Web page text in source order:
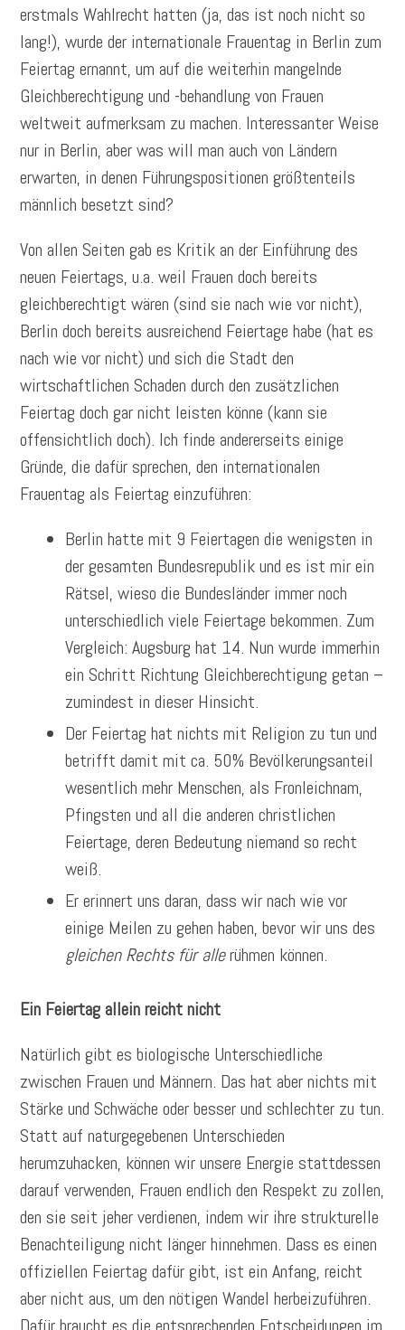
erstmals Wahlrecht hatten (ja, das ist noch nicht so
lang!), wurde der internationale Frauentag in Berlin zum
Feiertag ernannt, um auf die weiterhin mangelnde
Gleichberechtigung und -behandlung von Frauen
weltweit aufmerksam zu machen. Interessanter Weise
nur in Berlin, aber was will man auch von Ländern
erwarten, in denen Führungspositionen größtenteils
männlich besetzt sind?
Von allen Seiten gab es Kritik an der Einführung des
neuen Feiertags, u.a. weil Frauen doch bereits
gleichberechtigt wären (sind sie nach wie vor nicht),
Berlin doch bereits ausreichend Feiertage habe (hat es
nach wie vor nicht) und sich die Stadt den
wirtschaftlichen Schaden durch den zusätzlichen
Feiertag doch gar nicht leisten könne (kann sie
offensichtlich doch). Ich finde andererseits einige
Gründe, die dafür sprechen, den internationalen
Frauentag als Feiertag einzuführen:
Berlin hatte mit 9 Feiertagen die wenigsten in
der gesamten Bundesrepublik und es ist mir ein
Rätsel, wieso die Bundesländer immer noch
unterschiedlich viele Feiertage bekommen. Zum
Vergleich: Augsburg hat 14. Nun wurde immerhin
ein Schritt Richtung Gleichberechtigung getan –
zumindest in dieser Hinsicht.
Der Feiertag hat nichts mit Religion zu tun und
betrifft damit mit ca. 50% Bevölkerungsanteil
wesentlich mehr Menschen, als Fronleichnam,
Pfingsten und all die anderen christlichen
Feiertage, deren Bedeutung niemand so recht
weiß.
Er erinnert uns daran, dass wir nach wie vor
einige Meilen zu gehen haben, bevor wir uns des
gleichen Rechts für allerühmen können.
Ein Feiertag allein reicht nicht
Natürlich gibt es biologische Unterschiedliche
zwischen Frauen und Männern. Das hat aber nichts mit
Stärke und Schwäche oder besser und schlechter zu tun.
Statt auf naturgegebenen Unterschieden
herumzuhacken, können wir unsere Energie stattdessen
darauf verwenden, Frauen endlich den Respekt zu zollen,
den sie seit jeher verdienen, indem wir ihre strukturelle
Benachteiligung nicht länger hinnehmen. Dass es einen
offiziellen Feiertag dafür gibt, ist ein Anfang, reicht
aber nicht aus, um den nötigen Wandel herbeizuführen.